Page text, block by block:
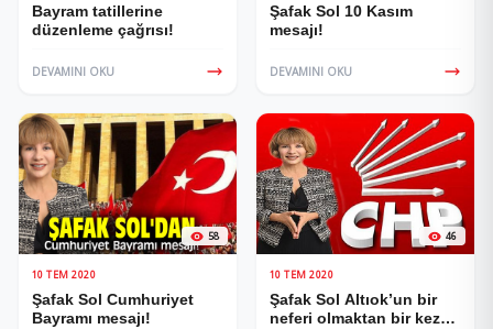
Bayram tatillerine
düzenleme çağrısı!
DEVAMINI OKU
Şafak Sol 10 Kasım
mesajı!
DEVAMINI OKU
58
10 TEM 2020
Şafak Sol Cumhuriyet
Bayramı mesajı!
46
10 TEM 2020
Şafak Sol Altıok’un bir
neferi olmaktan bir kez